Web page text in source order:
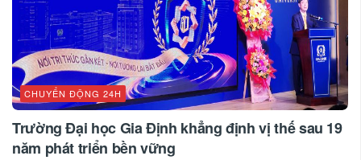
CHUYỂN ĐỘNG 24H
Trường Đại học Gia Định khẳng định vị thế sau 19
năm phát triển bền vững